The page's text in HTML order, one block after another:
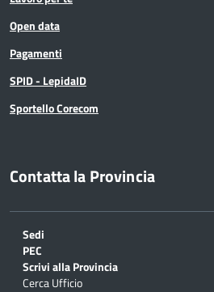
Open data
Pagamenti
SPID - LepidaID
Sportello Corecom
Contatta la Provincia
Sedi
PEC
Scrivi alla Provincia
Cerca Ufficio